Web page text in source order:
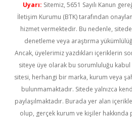
Uyarı: Sitemiz, 5651 Sayılı Kanun
İletişim Kurumu (BTK) tarafından
hizmet vermektedir. Bu nedenle,
denetleme veya araştırma
Ancak, üyelerimiz yazdıkları içeriklerin
siteye üye olarak bu sorumluluğu kabul
sitesi, herhangi bir marka, kurum veya
bulunmamaktadır. Sitede yalnızca
paylaşılmaktadır. Burada yer alan
olup, gerçek kurum ve kişiler hakkında